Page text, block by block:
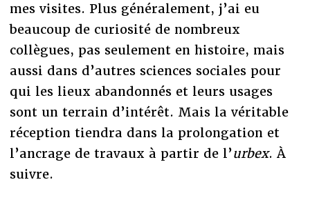
mes visites. Plus généralement, j’ai eu
beaucoup de curiosité de nombreux
collègues, pas seulement en histoire, mais
aussi dans d’autres sciences sociales pour
qui les lieux abandonnés et leurs usages
sont un terrain d’intérêt. Mais la véritable
réception tiendra dans la prolongation et
l’ancrage de travaux à partir de l’urbex. À
suivre.